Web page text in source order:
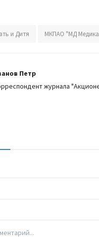
и Дитя МКПАО "МД
Петр
журнала